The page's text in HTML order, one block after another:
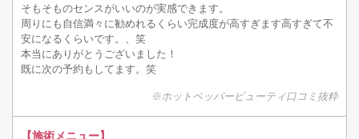
そもそものセンスがいいのが実感できます。
周りにも自信満々に勧めれるくらい完成度が高すぎます高すぎて不
安になるくらいです。、笑
本当にありがとうございました！
既に次の予約もしてます。笑
※ホットペッパービューティ口コミ抜粋
【施術メニュー】